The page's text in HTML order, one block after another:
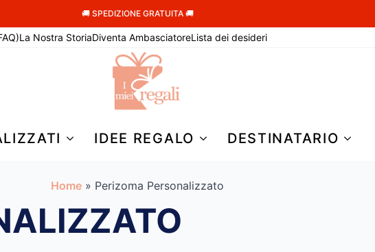
🚚 SPEDIZIONE GRATUITA 🚚
La Nostra StoriaDiventa AmbasciatoreLista dei desideri
IDEE REGALO DESTINATARIO
Home » Perizoma Personalizzato